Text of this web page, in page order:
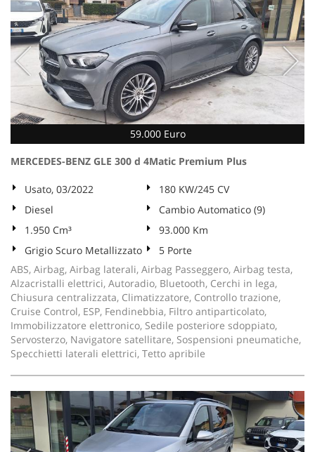
59.000 Euro
MERCEDES-BENZ GLE 300 d 4Matic Premium Plus
Usato, 03/2022
180 KW/245 CV
Diesel
Cambio Automatico (9)
1.950 Cm³
93.000 Km
Grigio Scuro Metallizzato
5 Porte
ABS, Airbag, Airbag laterali, Airbag Passeggero, Airbag testa,
Alzacristalli elettrici, Autoradio, Bluetooth, Cerchi in lega,
Chiusura centralizzata, Climatizzatore, Controllo trazione,
Cruise Control, ESP, Fendinebbia, Filtro antiparticolato,
Immobilizzatore elettronico, Sedile posteriore sdoppiato,
Servosterzo, Navigatore satellitare, Sospensioni pneumatiche,
Specchietti laterali elettrici, Tetto apribile